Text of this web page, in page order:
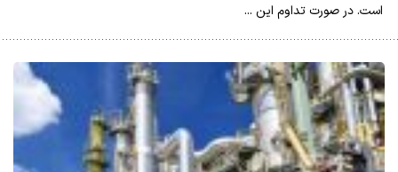
است. در صورت تداوم این ...